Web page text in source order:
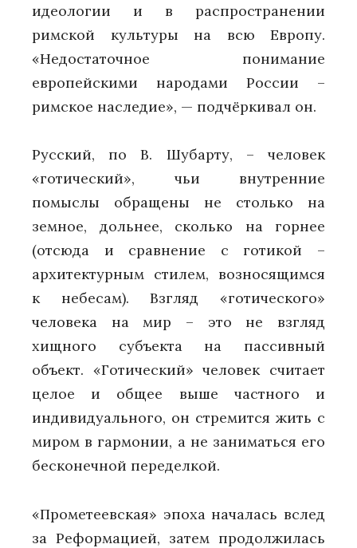
идеологии и в распространении
римской культуры на всю Европу.
«Недостаточное понимание
европейскими народами России –
римское наследие», — подчёркивал он.
Русский, по В. Шубарту, – человек
«готический», чьи внутренние
помыслы обращены не столько на
земное, дольнее, сколько на горнее
(отсюда и сравнение с готикой –
архитектурным стилем, возносящимся
к небесам). Взгляд «готического»
человека на мир – это не взгляд
хищного субъекта на пассивный
объект. «Готический» человек считает
целое и общее выше частного и
индивидуального, он стремится жить с
миром в гармонии, а не заниматься его
бесконечной переделкой.
«Прометеевская» эпоха началась вслед
за Реформацией, затем продолжилась